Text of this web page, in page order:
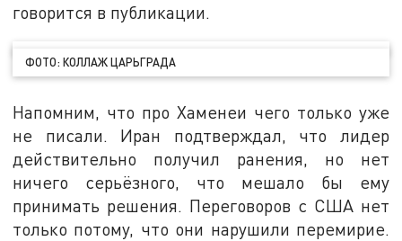
говорится в публикации.
ФОТО: КОЛЛАЖ ЦАРЬГРАДА
Напомним, что про Хаменеи чего только уже
не писали. Иран подтверждал, что лидер
действительно получил ранения, но нет
ничего серьёзного, что мешало бы ему
принимать решения. Переговоров с США нет
только потому, что они нарушили перемирие.